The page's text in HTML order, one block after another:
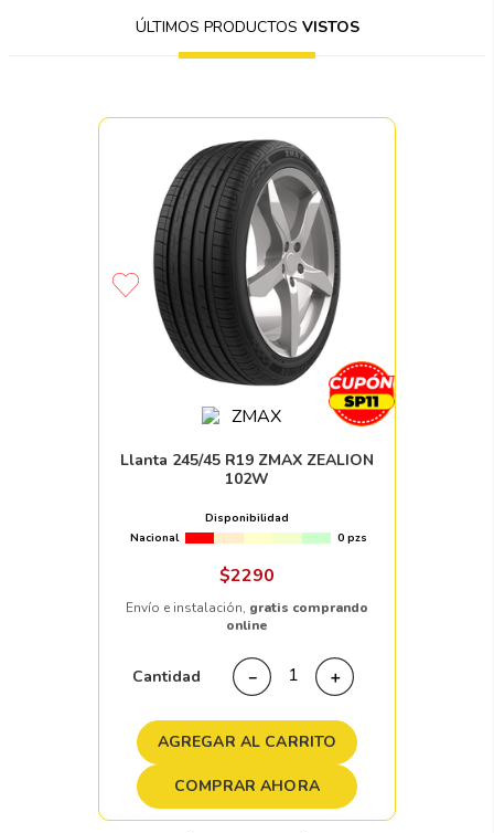
ÚLTIMOS PRODUCTOS VISTOS
Llanta 245/45 R19 ZMAX ZEALION
102W
Disponibilidad
Nacional
0 pzs
$2290
Envío e instalación, gratis comprando
online
Cantidad ＋
－
AGREGAR AL CARRITO
COMPRAR AHORA